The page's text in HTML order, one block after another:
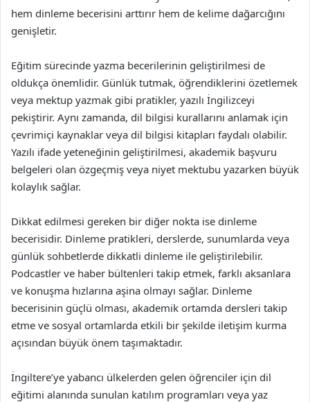
hem dinleme becerisini arttırır hem de kelime dağarcığını
genişletir.
Eğitim sürecinde yazma becerilerinin geliştirilmesi de
oldukça önemlidir. Günlük tutmak, öğrendiklerini özetlemek
veya mektup yazmak gibi pratikler, yazılı İngilizceyi
pekiştirir. Aynı zamanda, dil bilgisi kurallarını anlamak için
çevrimiçi kaynaklar veya dil bilgisi kitapları faydalı olabilir.
Yazılı ifade yeteneğinin geliştirilmesi, akademik başvuru
belgeleri olan özgeçmiş veya niyet mektubu yazarken büyük
kolaylık sağlar.
Dikkat edilmesi gereken bir diğer nokta ise dinleme
becerisidir. Dinleme pratikleri, derslerde, sunumlarda veya
günlük sohbetlerde dikkatli dinleme ile geliştirilebilir.
Podcastler ve haber bültenleri takip etmek, farklı aksanlara
ve konuşma hızlarına aşina olmayı sağlar. Dinleme
becerisinin güçlü olması, akademik ortamda dersleri takip
etme ve sosyal ortamlarda etkili bir şekilde iletişim kurma
açısından büyük önem taşımaktadır.
İngiltere’ye yabancı ülkelerden gelen öğrenciler için dil
eğitimi alanında sunulan katılım programları veya yaz